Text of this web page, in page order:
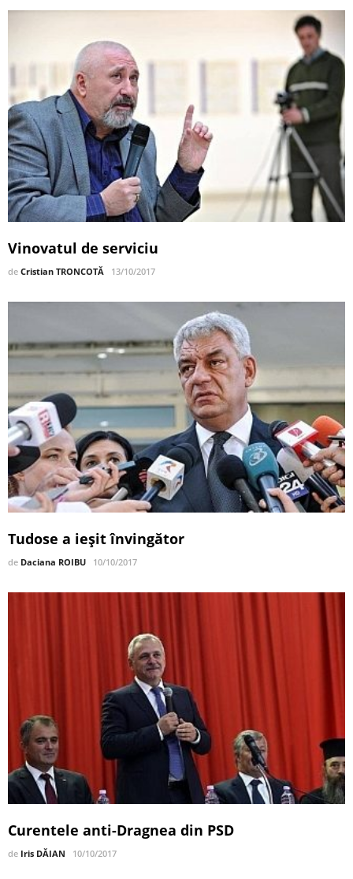
Vinovatul de serviciu
de Cristian TRONCOTĂ 13/10/2017
Tudose a ieșit învingător
de Daciana ROIBU 10/10/2017
Curentele anti-Dragnea din PSD
de Iris DĂIAN 10/10/2017